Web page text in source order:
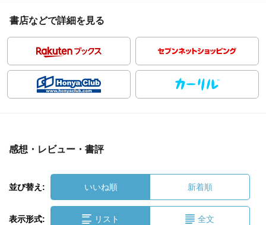
書店などで詳細を見る
感想・レビュー・書評
並び替え: いいね順 新着順
表示形式: リスト 全文